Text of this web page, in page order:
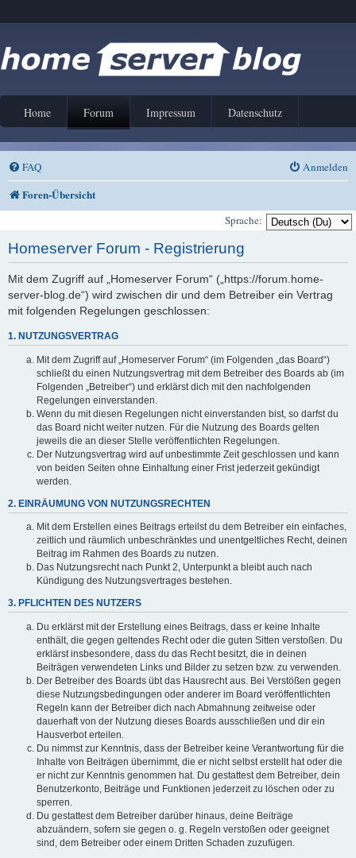
Home Forum Impressum Datenschutz
FAQ Anmelden
Foren-Übersicht
Sprache:
Homeserver Forum - Registrierung
Mit dem Zugriff auf „Homeserver Forum“ („https://forum.home-
server-blog.de“) wird zwischen dir und dem Betreiber ein Vertrag
mit folgenden Regelungen geschlossen:
1. NUTZUNGSVERTRAG
Mit dem Zugriff auf „Homeserver Forum“ (im Folgenden „das Board“)
schließt du einen Nutzungsvertrag mit dem Betreiber des Boards ab (im
Folgenden „Betreiber“) und erklärst dich mit den nachfolgenden
Regelungen einverstanden.
Wenn du mit diesen Regelungen nicht einverstanden bist, so darfst du
das Board nicht weiter nutzen. Für die Nutzung des Boards gelten
jeweils die an dieser Stelle veröffentlichten Regelungen.
Der Nutzungsvertrag wird auf unbestimmte Zeit geschlossen und kann
von beiden Seiten ohne Einhaltung einer Frist jederzeit gekündigt
werden.
2. EINRÄUMUNG VON NUTZUNGSRECHTEN
Mit dem Erstellen eines Beitrags erteilst du dem Betreiber ein einfaches,
zeitlich und räumlich unbeschränktes und unentgeltliches Recht, deinen
Beitrag im Rahmen des Boards zu nutzen.
Das Nutzungsrecht nach Punkt 2, Unterpunkt a bleibt auch nach
Kündigung des Nutzungsvertrages bestehen.
3. PFLICHTEN DES NUTZERS
Du erklärst mit der Erstellung eines Beitrags, dass er keine Inhalte
enthält, die gegen geltendes Recht oder die guten Sitten verstoßen. Du
erklärst insbesondere, dass du das Recht besitzt, die in deinen
Beiträgen verwendeten Links und Bilder zu setzen bzw. zu verwenden.
Der Betreiber des Boards übt das Hausrecht aus. Bei Verstößen gegen
diese Nutzungsbedingungen oder anderer im Board veröffentlichten
Regeln kann der Betreiber dich nach Abmahnung zeitweise oder
dauerhaft von der Nutzung dieses Boards ausschließen und dir ein
Hausverbot erteilen.
Du nimmst zur Kenntnis, dass der Betreiber keine Verantwortung für die
Inhalte von Beiträgen übernimmt, die er nicht selbst erstellt hat oder die
er nicht zur Kenntnis genommen hat. Du gestattest dem Betreiber, dein
Benutzerkonto, Beiträge und Funktionen jederzeit zu löschen oder zu
sperren.
Du gestattest dem Betreiber darüber hinaus, deine Beiträge
abzuändern, sofern sie gegen o. g. Regeln verstoßen oder geeignet
sind, dem Betreiber oder einem Dritten Schaden zuzufügen.